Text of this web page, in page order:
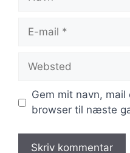
Websted
Gem mit navn,
browser til næste